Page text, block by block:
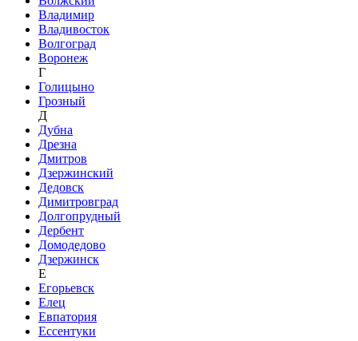
Владимир
Владивосток
Волгоград
Воронеж
Г
Голицыно
Грозный
Д
Дубна
Дрезна
Дмитров
Дзержинский
Дедовск
Димитровград
Долгопрудный
Дербент
Домодедово
Дзержинск
Е
Егорьевск
Елец
Евпатория
Ессентуки